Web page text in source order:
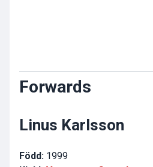
Forwards
Linus Karlsson
Född: 1999